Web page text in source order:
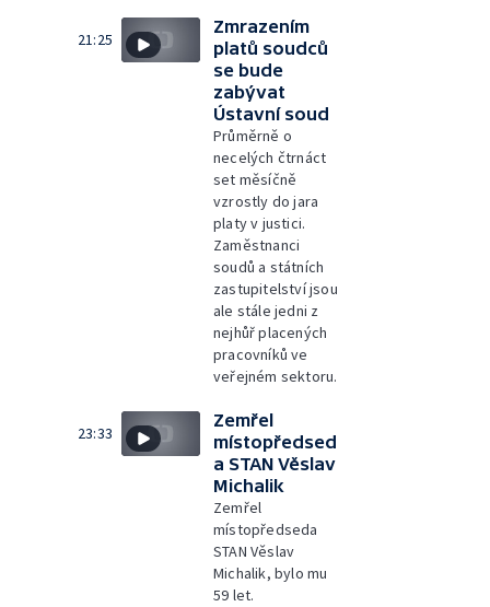
21:25
Zmrazením
platů soudců
se bude
zabývat
Ústavní soud
Průměrně o
necelých čtrnáct
set měsíčně
vzrostly do jara
platy v justici.
Zaměstnanci
soudů a státních
zastupitelství jsou
ale stále jedni z
nejhůř placených
pracovníků ve
veřejném sektoru.
23:33
Zemřel
místopředsed
a STAN Věslav
Michalik
Zemřel
místopředseda
STAN Věslav
Michalik, bylo mu
59 let.